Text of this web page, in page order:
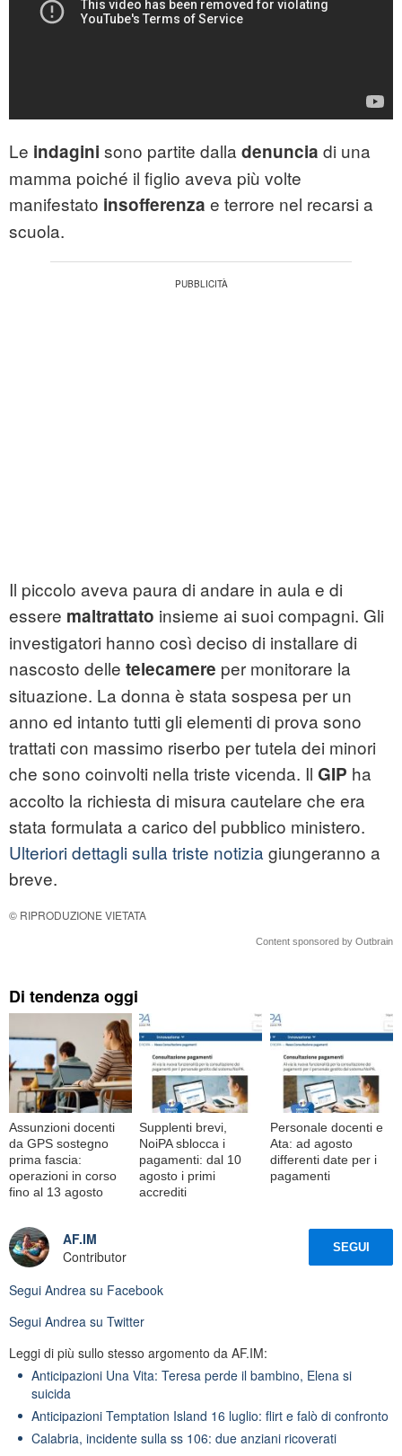
Le indagini sono partite dalla denuncia di una
mamma poiché il figlio aveva più volte
manifestato insofferenza e terrore nel recarsi a
scuola.
Il piccolo aveva paura di andare in aula e di
essere maltrattato insieme ai suoi compagni. Gli
investigatori hanno così deciso di installare di
nascosto delle telecamere per monitorare la
situazione. La donna è stata sospesa per un
anno ed intanto tutti gli elementi di prova sono
trattati con massimo riserbo per tutela dei minori
che sono coinvolti nella triste vicenda. Il GIP ha
accolto la richiesta di misura cautelare che era
stata formulata a carico del pubblico ministero.
Ulteriori dettagli sulla triste notizia giungeranno a
breve.
© RIPRODUZIONE VIETATA
Content sponsored by Outbrain
Di tendenza oggi
Assunzioni docenti
da GPS sostegno
prima fascia:
operazioni in corso
fino al 13 agosto
Supplenti brevi,
NoiPA sblocca i
pagamenti: dal 10
agosto i primi
accrediti
Personale docenti e
Ata: ad agosto
differenti date per i
pagamenti
AF.IM
Contributor
SEGUI
Segui Andrea su Facebook
Segui Andrea su Twitter
Leggi di più sullo stesso argomento da AF.IM:
Anticipazioni Una Vita: Teresa perde il bambino, Elena si
suicida
Anticipazioni Temptation Island 16 luglio: flirt e falò di confronto
Calabria, incidente sulla ss 106: due anziani ricoverati